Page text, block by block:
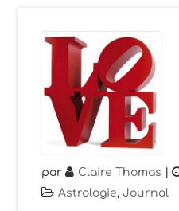
par Claire Thomas |
Astrologie,Journal